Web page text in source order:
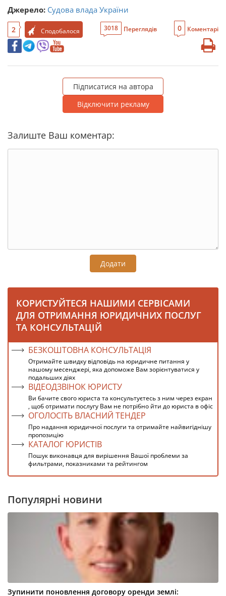
Джерело: Судова влада України
2 Сподобалося 3018 Переглядів 0 Коментарі
Підписатися на автора
Відключити рекламу
Залиште Ваш коментар:
Додати
КОРИСТУЙТЕСЯ НАШИМИ СЕРВІСАМИ
ДЛЯ ОТРИМАННЯ ЮРИДИЧНИХ ПОСЛУГ
ТА КОНСУЛЬТАЦІЙ
БЕЗКОШТОВНА КОНСУЛЬТАЦІЯ
Отримайте швидку відповідь на юридичне питання у
нашому месенджері, яка допоможе Вам зорієнтуватися у
подальших діях
ВІДЕОДЗВІНОК ЮРИСТУ
Ви бачите свого юриста та консультуєтесь з ним через екран
, щоб отримати послугу Вам не потрібно йти до юриста в офіс
ОГОЛОСІТЬ ВЛАСНИЙ ТЕНДЕР
Про надання юридичної послуги та отримайте найвигіднішу
пропозицію
КАТАЛОГ ЮРИСТІВ
Пошук виконавця для вирішення Вашої проблеми за
фильтрами, показниками та рейтингом
Популярні новини
Зупинити поновлення договору оренди землі: